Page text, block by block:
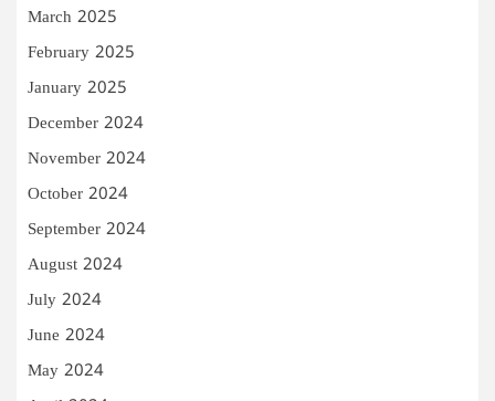
March 2025
February 2025
January 2025
December 2024
November 2024
October 2024
September 2024
August 2024
July 2024
June 2024
May 2024